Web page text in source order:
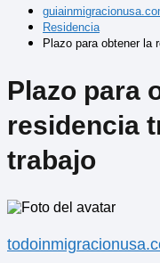
Residencia
Plazo para obtener la
Plazo para
residencia
trabajo